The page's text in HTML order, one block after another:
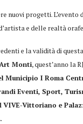
nuovi progetti.
e delle realtà
e la validità di
Monti, quest’anno la
Municipio I Roma
Eventi, Sport,
VIVE-Vittoriano e